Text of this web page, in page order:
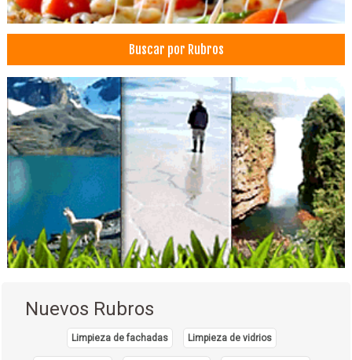
Oftalmología
Centro médico de la piel
Dermatólogo - Pediatría
Insumos odontológicos
Odontología: Equipos, Materiales
Administración, Asesores en
Médicos Odontólogos Pediatras
Odontopediatría
Consultorio Dental
Implantología Dental
Prótesis Dentales
Buscar por Rubros
Nuevos Rubros
Limpieza de fachadas Limpieza de vidrios